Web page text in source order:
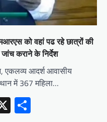
को वहां पढ रहे छात्रों की
कराने के निर्देश
एकलव्य आदर्श आवासीय
में 367 महिला…
X